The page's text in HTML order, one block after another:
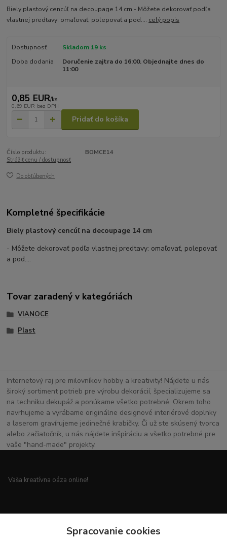
Biely plastový cencúľ na decoupage 14 cm - Môžete dekorovať podľa
vlastnej predtavy: omaľovať, polepovať a pod.... celý popis
Dostupnosť
Skladom 19 ks
Doba dodania
Doručenie zajtra do 16:00. Objednajte dnes do
11:00
0,85 EUR/ks
0,69 EUR bez DPH
Pridať do košíka
Číslo produktu:
BOMCE14
Strážiť cenu / dostupnosť
Do obľúbených
Kompletné špecifikácie
Biely plastový cencúľ na decoupage 14 cm
- Môžete dekorovať podľa vlastnej predtavy: omaľovať, polepovať
a pod....
Tovar zaradený v kategóriách
VIANOCE
Plast
Internetový raj pre milovníkov hobby a kreativity! Nájdete u nás
široký sortiment potrieb pre výrobu dekorácií, špecializujeme sa
na techniku dekupáž a ponúkame všetko potrebné. Okrem toho
navrhujeme a vyrábame originálne designové interiérové doplnky
a laserom gravírujeme jedinečné krabičky. Či už ste skúsený tvorca
alebo začiatočník, u nás nájdete inšpiráciu a všetko potrebné pre
vaše "hand-made" projekty.
Vaša kreatívna oáza online!
Všetko pre vaše handmade projekty a originálne dekorácie.
Spracovanie cookies